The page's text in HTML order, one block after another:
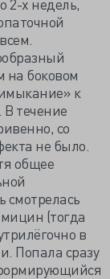
на боковом
к
течение
со
не было.
общее
смотрелась
(тогда
в
Попала сразу